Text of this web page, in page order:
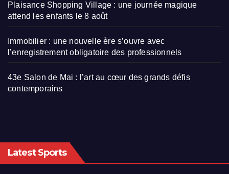
Plaisance Shopping Village : une journée magique
attend les enfants le 8 août
Immobilier : une nouvelle ère s’ouvre avec
l’enregistrement obligatoire des professionnels
43e Salon de Mai : l’art au cœur des grands défis
contemporains
Latest Sports